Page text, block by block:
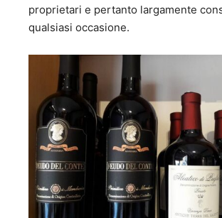
proprietari e pertanto largamente
qualsiasi occasione.